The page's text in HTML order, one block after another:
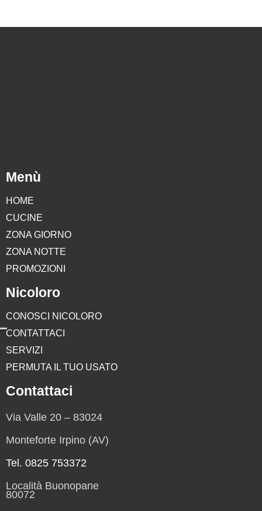
Menù
HOME
CUCINE
ZONA GIORNO
ZONA NOTTE
PROMOZIONI
Nicoloro
CONOSCI NICOLORO
CONTATTACI
SERVIZI
PERMUTA IL TUO USATO
Contattaci
Via Valle 20 – 83024
Monteforte Irpino (AV)
Tel. 0825 753372
Località Buonopane
80072